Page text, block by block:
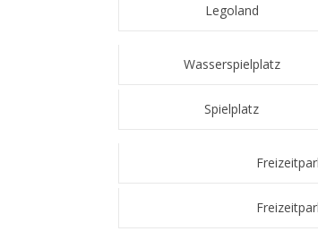
Legoland
Wasserspielplatz
Spielplatz